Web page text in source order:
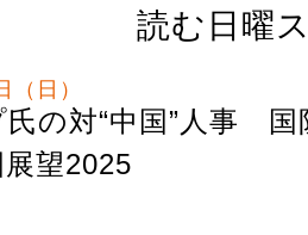
読む日曜
（日）
の対“中国”人事 国
望2025